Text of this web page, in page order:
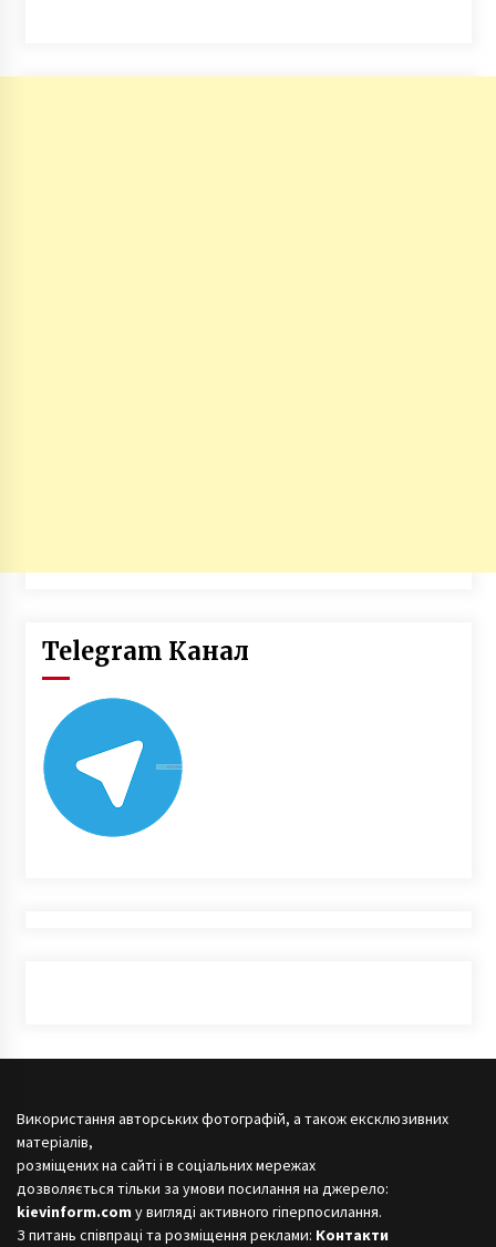
Telegram Канал
Використання авторських фотографій, а також ексклюзивних
матеріалів,
розміщених на сайті і в соціальних мережах
дозволяється тільки за умови посилання на джерело:
kievinform.com у вигляді активного гіперпосилання.
З питань співпраці та розміщення реклами: Контакти